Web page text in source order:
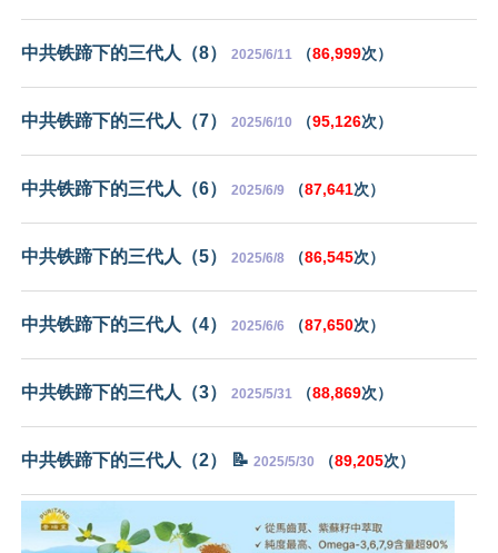
中共铁蹄下的三代人（8） 2025/6/11 （86,999次）
中共铁蹄下的三代人（7） 2025/6/10 （95,126次）
中共铁蹄下的三代人（6） 2025/6/9 （87,641次）
中共铁蹄下的三代人（5） 2025/6/8 （86,545次）
中共铁蹄下的三代人（4） 2025/6/6 （87,650次）
中共铁蹄下的三代人（3） 2025/5/31 （88,869次）
中共铁蹄下的三代人（2） 📝 2025/5/30 （89,205次）